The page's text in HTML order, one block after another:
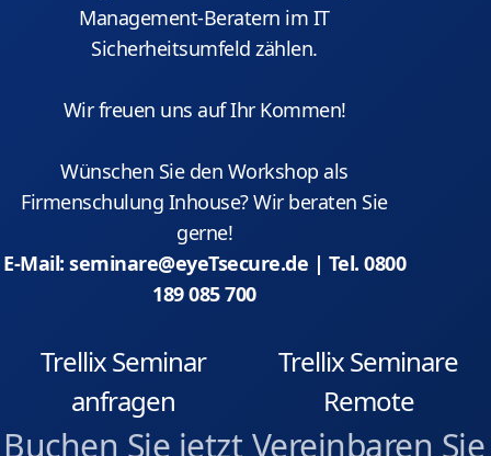
Management-Beratern im IT
Sicherheitsumfeld zählen.
Wir freuen uns auf Ihr Kommen!
Wünschen Sie den Workshop als
Firmenschulung Inhouse? Wir beraten Sie
gerne!
E-Mail: seminare@eyeTsecure.de | Tel. 0800
189 085 700
Trellix Seminar
anfragen
Buchen Sie jetzt
Trellix Seminare
Remote
Vereinbaren Sie